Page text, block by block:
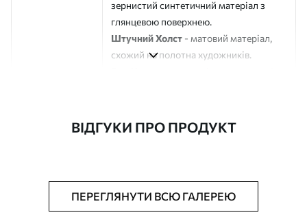
зернистий синтетичний матеріал з
глянцевою поверхнею.
Штучний Холст - матовий матеріал,
схожий на полотна художників.
Додатково Можна додати лакове покриття.
ВІДГУКИ ПРО ПРОДУКТ
ПЕРЕГЛЯНУТИ ВСЮ ГАЛЕРЕЮ